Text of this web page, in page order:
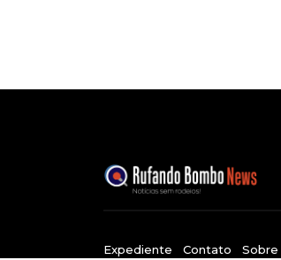
Expediente Contato
Sobre